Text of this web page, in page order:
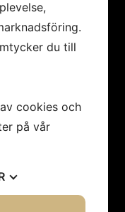
du till
cookies och
på vår